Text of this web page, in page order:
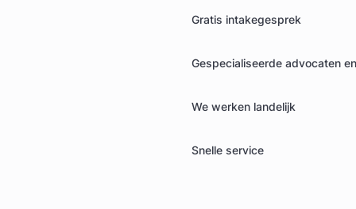
Gratis intakegesprek
Gespecialiseerde advocaten
We werken landelijk
Snelle service